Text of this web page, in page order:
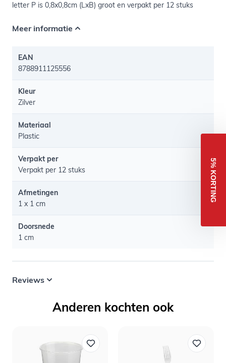
letter P is 0,8x0,8cm (LxB) groot en verpakt per 12 stuks
Meer informatie
EAN
8788911125556
Kleur
Zilver
Materiaal
Plastic
Verpakt per
Verpakt per 12 stuks
Afmetingen
1 x 1 cm
Doorsnede
1 cm
Reviews
Anderen kochten ook
5% KORTING